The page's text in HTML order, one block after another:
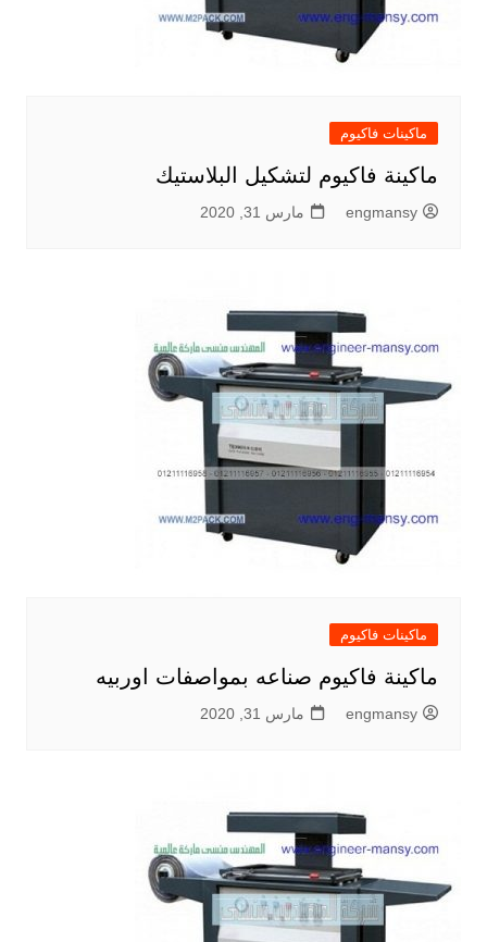
ماكينات فاكيوم
ماكينة فاكيوم لتشكيل البلاستيك
engmansy مارس 31, 2020
ماكينات فاكيوم
ماكينة فاكيوم صناعه بمواصفات اوربيه
engmansy مارس 31, 2020